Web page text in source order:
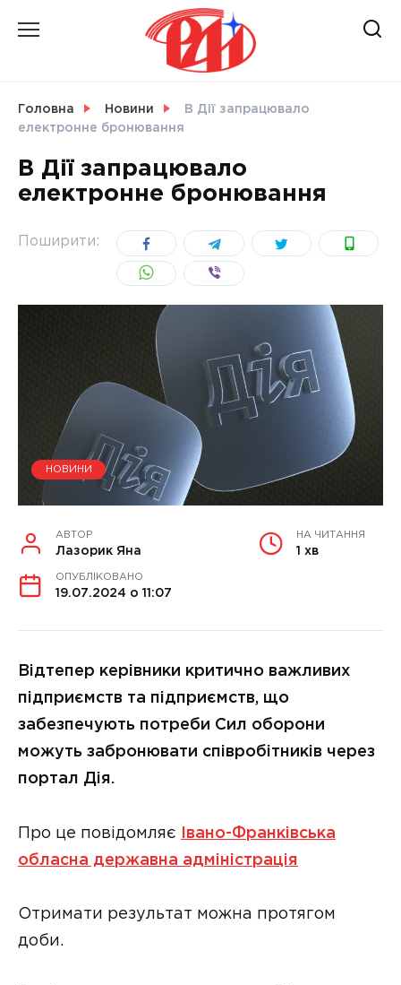
УКРАЇНА
Головна Новини
В Дії запрацювало
електронне бронювання
В Дії запрацювало
електронне бронювання
Поширити:
НОВИНИ
АВТОР
Лазорик Яна
НА ЧИТАННЯ
1 хв
ОПУБЛІКОВАНО
19.07.2024 о 11:07
Відтепер керівники критично важливих
підприємств та підприємств, що
забезпечують потреби Сил оборони
можуть забронювати співробітників через
портал Дія.
Про це повідомляє
Івано-Франківська
обласна державна адміністрація
Отримати результат можна протягом
доби.